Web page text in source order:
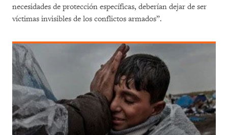
necesidades de protección específicas, deberían dejar de ser
víctimas invisibles de los conflictos armados”.